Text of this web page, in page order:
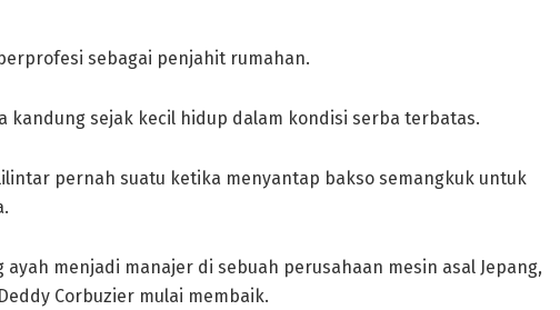
sebagai penjahit rumahan.
kandung sejak kecil hidup dalam kondisi serba terbatas.
pernah suatu ketika menyantap bakso semangkuk untuk
menjadi manajer di sebuah perusahaan mesin asal Jepang,
Corbuzier mulai membaik.